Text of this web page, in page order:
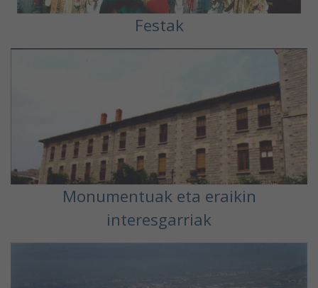
Festak
Monumentuak eta eraikin
interesgarriak